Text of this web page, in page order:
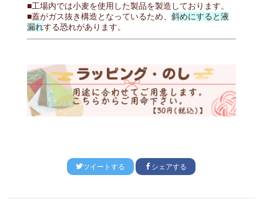
■工場内では小麦を使用した製品を製造しております。
■蓋がガス抜き構造となっているため、斜めにすると液
漏れする恐れがあります。
ツイートする シェアする